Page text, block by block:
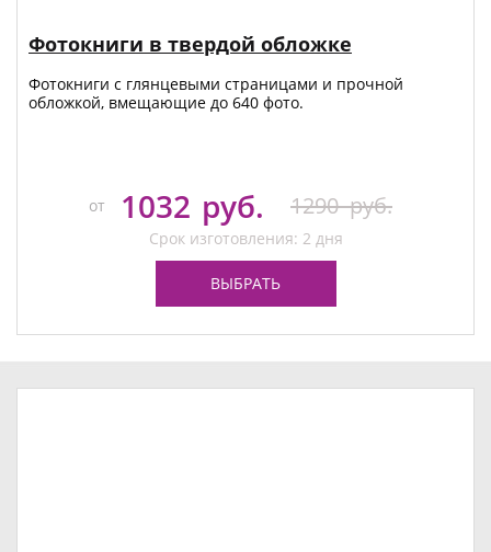
Фотокниги в твердой обложке
Фотокниги с глянцевыми страницами и прочной
обложкой, вмещающие до 640 фото.
от 1032 руб. 1290 руб.
Срок изготовления: 2 дня
ВЫБРАТЬ